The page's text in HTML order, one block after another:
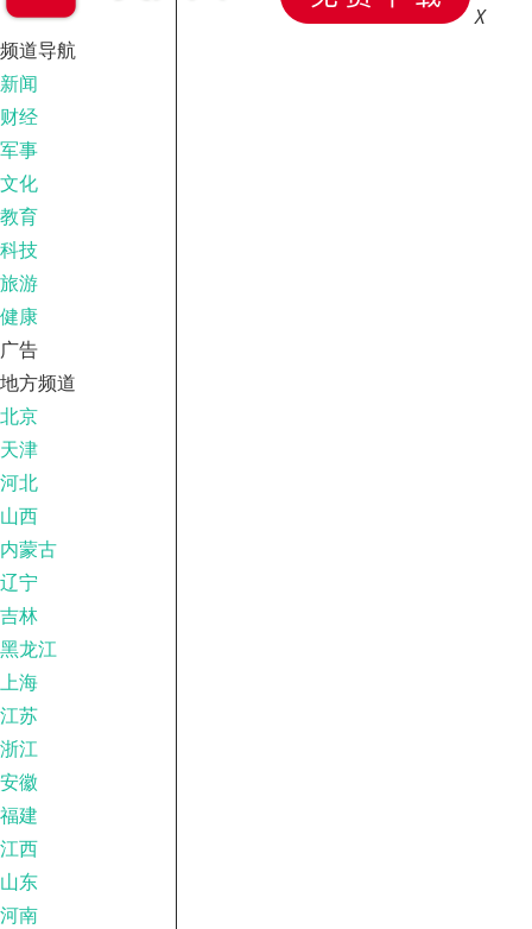
X
频道导航
新闻
财经
军事
文化
教育
科技
旅游
健康
广告
地方频道
北京
天津
河北
山西
内蒙古
辽宁
吉林
黑龙江
上海
江苏
浙江
安徽
福建
江西
山东
河南